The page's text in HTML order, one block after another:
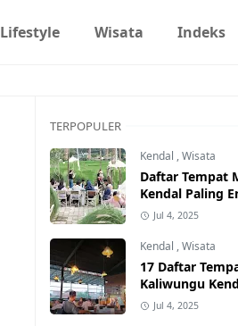
Lifestyle Wisata Indeks
TERPOPULER
Kendal ,Wisata
Daftar Tempat
Kendal Paling
Jul 4, 2025
Kendal ,Wisata
17 Daftar
Kaliwungu
Populer
Jul 4, 2025